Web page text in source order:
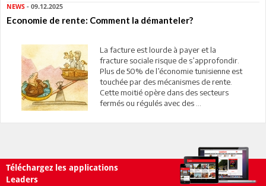
NEWS - 09.12.2025
Economie de rente: Comment la démanteler?
La facture est lourde à payer et la
fracture sociale risque de s’approfondir.
Plus de 50% de l’économie tunisienne est
touchée par des mécanismes de rente.
Cette moitié opère dans des secteurs
fermés ou régulés avec des ...
Téléchargez les applications
Leaders